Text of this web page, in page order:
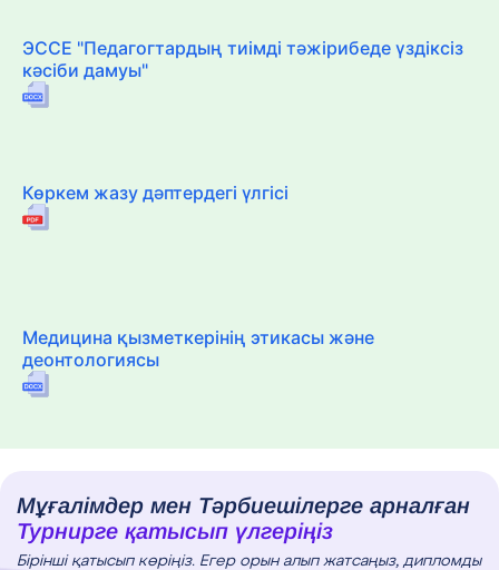
ЭССЕ "Педагогтардың тиімді тәжірибеде үздіксіз
кәсіби дамуы"
Көркем жазу дәптердегі үлгісі
Медицина қызметкерінің этикасы және
деонтологиясы
Мұғалімдер мен Тәрбиешілерге арналған
Турнирге қатысып үлгеріңіз
Бірінші қатысып көріңіз. Егер орын алып жатсаңыз, дипломды